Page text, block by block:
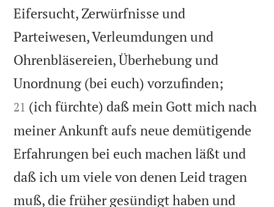
Eifersucht, Zerwürfnisse und
Parteiwesen, Verleumdungen und
Ohrenbläsereien, Überhebung und
Unordnung (bei euch) vorzufinden;
21 (ich fürchte) daß mein Gott mich nach
meiner Ankunft aufs neue demütigende
Erfahrungen bei euch machen läßt und
daß ich um viele von denen Leid tragen
muß, die früher gesündigt haben und